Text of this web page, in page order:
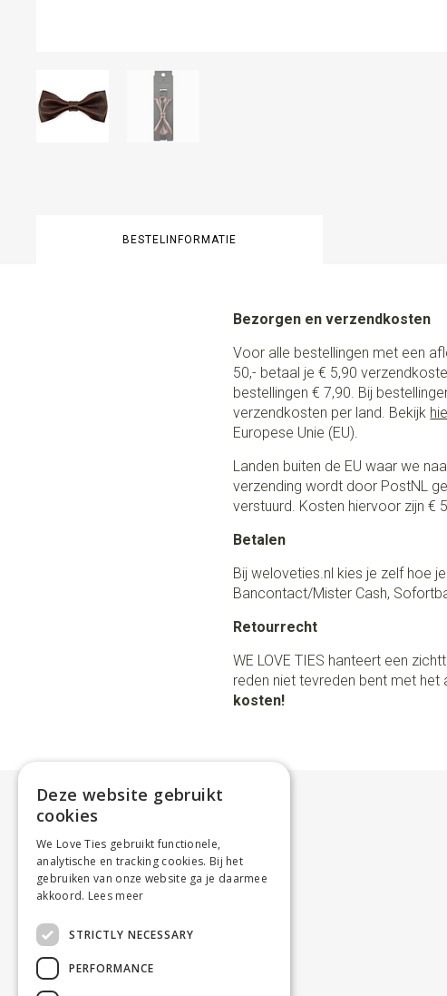
BESTELINFORMATIE
Bezorgen en verzendkosten
Voor alle bestellingen met een
50,- betaal je € 5,90
bestellingen € 7,90. Bij
verzendkosten per land. Bekijk
Europese Unie (EU).
Landen buiten de EU waar we
verzending wordt door PostNL
verstuurd. Kosten hiervoor zijn €
Betalen
Bij weloveties.nl kies je zelf hoe
Bancontact/Mister Cash,
Retourrecht
WE LOVE TIES hanteert een
reden niet tevreden bent met het
kosten!
Deze website gebruikt
cookies
We Love Ties gebruikt functionele,
analytische en tracking cookies. Bij het
gebruiken van onze website ga je daarmee
akkoord. Lees meer
STRICTLY NECESSARY
PERFORMANCE